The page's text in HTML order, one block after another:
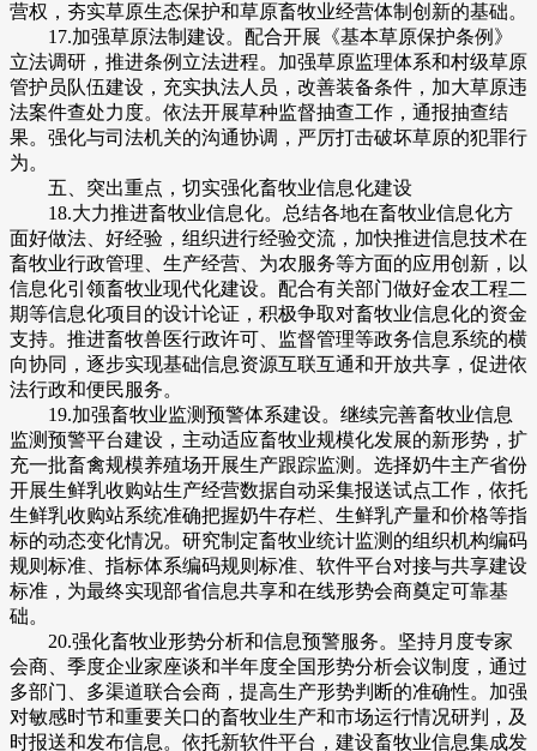
营权，夯实草原生态保护和草原畜牧业经营体制创新的基础。
17.加强草原法制建设。配合开展《基本草原保护条例》
立法调研，推进条例立法进程。加强草原监理体系和村级草原
管护员队伍建设，充实执法人员，改善装备条件，加大草原违
法案件查处力度。依法开展草种监督抽查工作，通报抽查结
果。强化与司法机关的沟通协调，严厉打击破坏草原的犯罪行
为。
五、突出重点，切实强化畜牧业信息化建设
18.大力推进畜牧业信息化。总结各地在畜牧业信息化方
面好做法、好经验，组织进行经验交流，加快推进信息技术在
畜牧业行政管理、生产经营、为农服务等方面的应用创新，以
信息化引领畜牧业现代化建设。配合有关部门做好金农工程二
期等信息化项目的设计论证，积极争取对畜牧业信息化的资金
支持。推进畜牧兽医行政许可、监督管理等政务信息系统的横
向协同，逐步实现基础信息资源互联互通和开放共享，促进依
法行政和便民服务。
19.加强畜牧业监测预警体系建设。继续完善畜牧业信息
监测预警平台建设，主动适应畜牧业规模化发展的新形势，扩
充一批畜禽规模养殖场开展生产跟踪监测。选择奶牛主产省份
开展生鲜乳收购站生产经营数据自动采集报送试点工作，依托
生鲜乳收购站系统准确把握奶牛存栏、生鲜乳产量和价格等指
标的动态变化情况。研究制定畜牧业统计监测的组织机构编码
规则标准、指标体系编码规则标准、软件平台对接与共享建设
标准，为最终实现部省信息共享和在线形势会商奠定可靠基
础。
20.强化畜牧业形势分析和信息预警服务。坚持月度专家
会商、季度企业家座谈和半年度全国形势分析会议制度，通过
多部门、多渠道联合会商，提高生产形势判断的准确性。加强
对敏感时节和重要关口的畜牧业生产和市场运行情况研判，及
时报送和发布信息。依托新软件平台，建设畜牧业信息集成发